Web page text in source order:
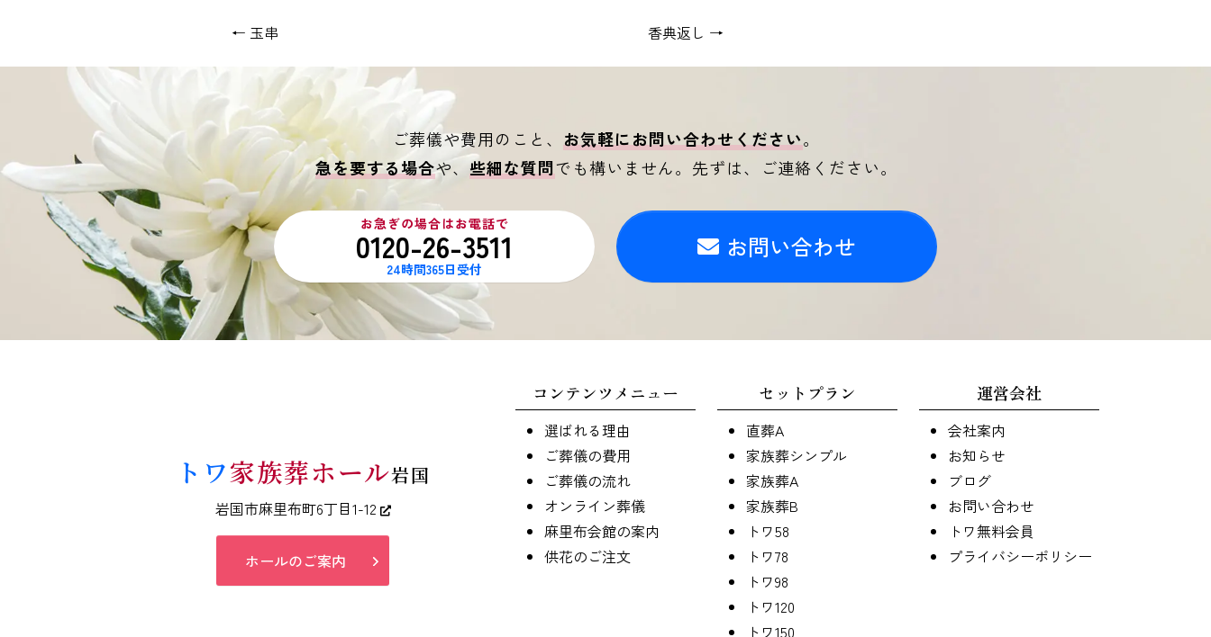
← 玉串 香典返し →
ご葬儀や費用のこと、 お気軽にお問い合わせください。
急を要する場合や、些細な質問でも構いません。 先ずは、ご連絡ください。
お急ぎの場合はお電話で
0120-26-3511
24時間365日受付
お問い合わせ
トワ家族葬ホール岩国
岩国市麻里布町6丁目1-12
ホールのご案内
コンテンツメニュー
選ばれる理由
ご葬儀の費用
ご葬儀の流れ
オンライン葬儀
麻里布会館の案内
供花のご注文
セットプラン
直葬A
家族葬シンプル
家族葬A
家族葬B
トワ58
トワ78
トワ98
トワ120
トワ150
運営会社
会社案内
お知らせ
ブログ
お問い合わせ
トワ無料会員
プライバシーポリシー